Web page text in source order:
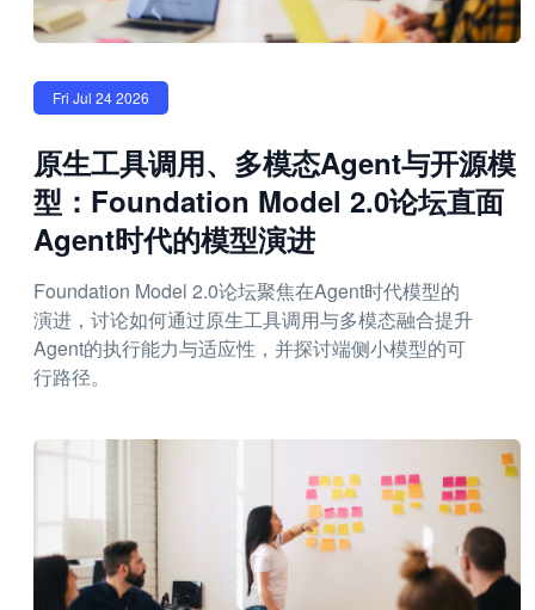
Fri Jul 24 2026
原生工具调用、多模态Agent与开源模
型：Foundation Model 2.0论坛直面
Agent时代的模型演进
Foundation Model 2.0论坛聚焦在Agent时代模型的
演进，讨论如何通过原生工具调用与多模态融合提升
Agent的执行能力与适应性，并探讨端侧小模型的可
行路径。